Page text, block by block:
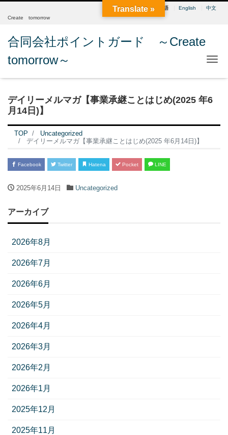
日本語 English
中文
Create tomorrow
合同会社ポイントガード ～Create
tomorrow～
デイリーメルマガ【事業承継ことはじめ(2025 年6
月14日)】
TOP
Uncategorized
デイリーメルマガ【事業承継ことはじめ(2025 年6月14日)】
Facebook Twitter Hatena Pocket LINE
2025年6月14日 Uncategorized
アーカイブ
2026年8月
2026年7月
2026年6月
2026年5月
2026年4月
2026年3月
2026年2月
2026年1月
2025年12月
2025年11月
Translate »